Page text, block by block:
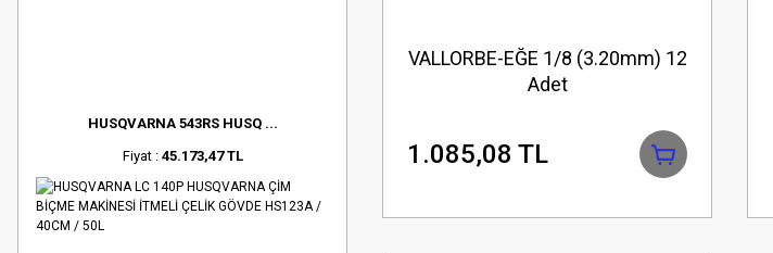
HUSQVARNA 543RS HUSQ ...
Fiyat : 45.173,47 TL
VALLORBE-EĞE 1/8 (3.20mm) 12
Adet
1.085,08 TL